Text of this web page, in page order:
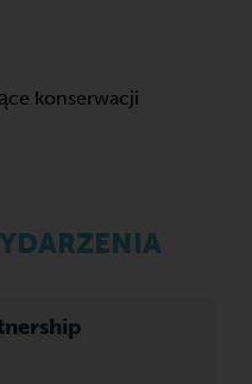
konserwacji
śrubowe pompy